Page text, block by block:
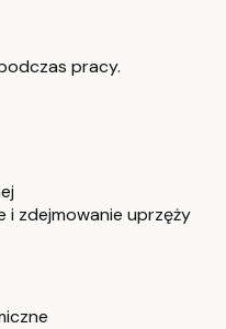
pracy.
i zdejmowanie uprzęży